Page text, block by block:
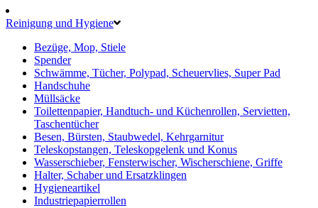
Reinigung und Hygiene
Bezüge, Mop, Stiele
Spender
Schwämme, Tücher, Polypad, Scheuervlies, Super Pad
Handschuhe
Müllsäcke
Toilettenpapier, Handtuch- und Küchenrollen, Servietten,
Taschentücher
Besen, Bürsten, Staubwedel, Kehrgarnitur
Teleskopstangen, Teleskopgelenk und Konus
Wasserschieber, Fensterwischer, Wischerschiene, Griffe
Halter, Schaber und Ersatzklingen
Hygieneartikel
Industriepapierrollen